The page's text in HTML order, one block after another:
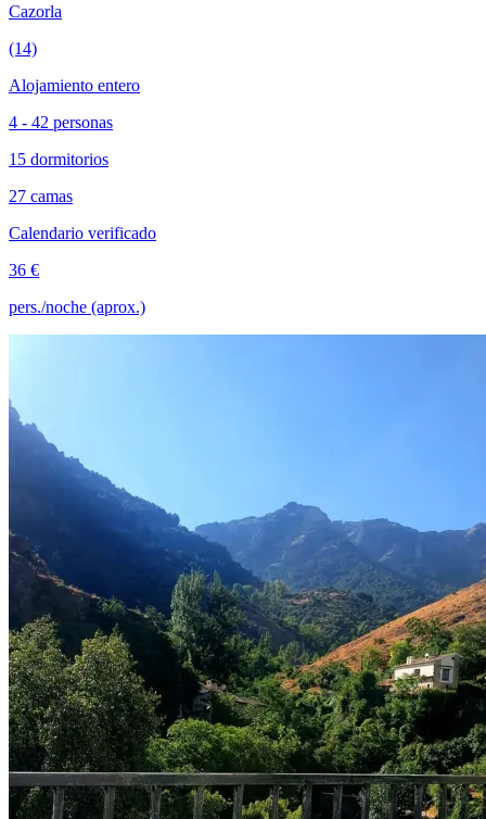
Cazorla
(14)
Alojamiento entero
4 - 42 personas
15 dormitorios
27 camas
Calendario verificado
36 €
pers./noche (aprox.)